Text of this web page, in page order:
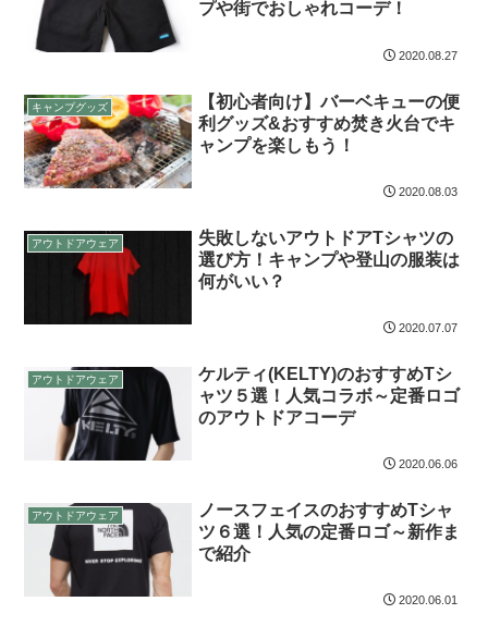
プや街でおしゃれコーデ！
2020.08.27
キャンプグッズ
【初心者向け】バーベキューの便
利グッズ&おすすめ焚き火台でキ
ャンプを楽しもう！
2020.08.03
アウトドアウェア
失敗しないアウトドアTシャツの
選び方！キャンプや登山の服装は
何がいい？
2020.07.07
アウトドアウェア
ケルティ(KELTY)のおすすめTシ
ャツ５選！人気コラボ～定番ロゴ
のアウトドアコーデ
2020.06.06
アウトドアウェア
ノースフェイスのおすすめTシャ
ツ６選！人気の定番ロゴ～新作ま
で紹介
2020.06.01